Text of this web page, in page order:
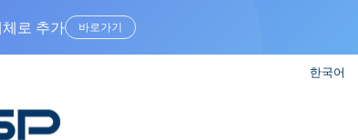
있는 기사를 씁니다”
한국어